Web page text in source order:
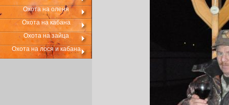
Охота на оленя
Охота на кабана
Охота на зайца
Охота на лося и кабана